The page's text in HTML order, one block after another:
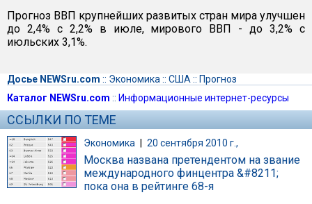
Прогноз ВВП крупнейших развитых стран мира улучшен
до 2,4% с 2,2% в июле, мирового ВВП - до 3,2% с
июльских 3,1%.
Досье NEWSru.com :: Экономика :: США :: Прогноз
Каталог NEWSru.com :: Информационные интернет-ресурсы
ССЫЛКИ ПО ТЕМЕ
Экономика | 20 сентября 2010 г.,
Москва названа претендентом на звание
международного финцентра &#8211;
пока она в рейтинге 68-я